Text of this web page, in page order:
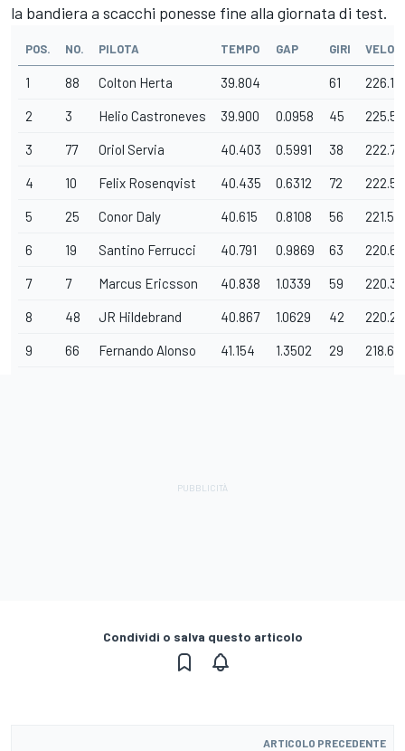
la bandiera a scacchi ponesse fine alla giornata di test.
POS. NO. PILOTA TEMPO GAP GIRI
1 88 Colton Herta 39.804 61
2 3 Helio Castroneves 39.900 0.0958 45
3 77 Oriol Servia 40.403 0.5991 38
4 10 Felix Rosenqvist 40.435 0.6312 72
5 25 Conor Daly 40.615 0.8108 56
6 19 Santino Ferrucci 40.791 0.9869 63
7 7 Marcus Ericsson 40.838 1.0339 59
8 48 JR Hildebrand 40.867 1.0629 42
9 66 Fernando Alonso 41.154 1.3502 29
Condividi o salva questo articolo
ARTICOLO PRECEDENTE